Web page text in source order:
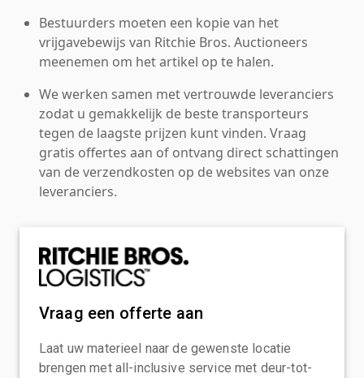
Bestuurders moeten een kopie van het
vrijgavebewijs van Ritchie Bros. Auctioneers
meenemen om het artikel op te halen.
We werken samen met vertrouwde leveranciers
zodat u gemakkelijk de beste transporteurs
tegen de laagste prijzen kunt vinden. Vraag
gratis offertes aan of ontvang direct schattingen
van de verzendkosten op de websites van onze
leveranciers.
Vraag een offerte aan
Laat uw materieel naar de gewenste locatie
brengen met all-inclusive service met deur-tot-